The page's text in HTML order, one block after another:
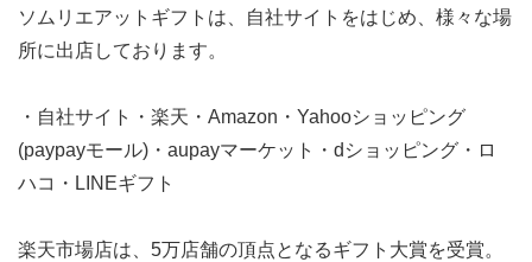
ソムリエアットギフトは、自社サイトをはじめ、様々な場
所に出店しております。
・自社サイト・楽天・Amazon・Yahooショッピング
(paypayモール)・aupayマーケット・dショッピング・ロ
ハコ・LINEギフト
楽天市場店は、5万店舗の頂点となるギフト大賞を受賞。